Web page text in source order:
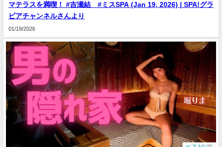
マテラスを満喫！ #吉瀬結 #ミスSPA (Jan 19, 2026) | SPA!グラ
ビアチャンネルさんより
01/19/2026